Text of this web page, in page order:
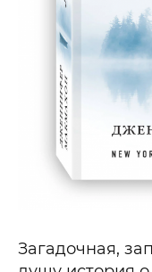
Загадочная,